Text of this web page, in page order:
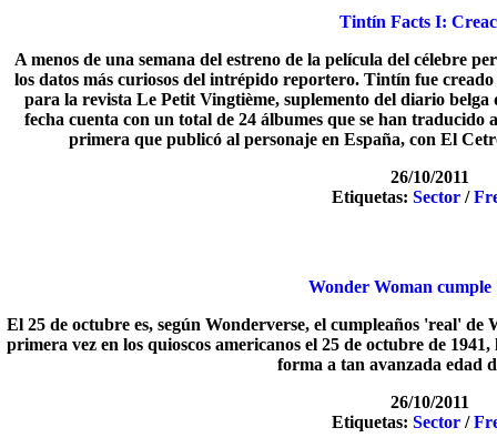
Tintín Facts I:
A menos de una semana del estreno de la película del célebre
los datos más curiosos del intrépido reportero. Tintín fue
para la revista Le Petit Vingtième, suplemento del diario
fecha cuenta con un total de 24 álbumes que se han
primera que publicó al personaje en España, con El
26/10/2011
Etiquetas:Sector /
Wonder Woman cumple
El 25 de octubre es, según Wonderverse, el cumpleaños 'real'
primera vez en los quioscos americanos el 25 de octubre de
forma a tan avanzada edad
26/10/2011
Etiquetas:Sector /